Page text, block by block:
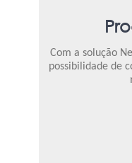
Com a solução
possibilidade de